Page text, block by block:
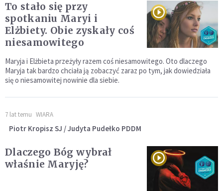
To stało się przy
spotkaniu Maryi i
Elżbiety. Obie zyskały coś
niesamowitego
Maryja i Elżbieta przeżyły razem coś niesamowitego. Oto dlaczego
Maryja tak bardzo chciała ją zobaczyć zaraz po tym, jak dowiedziała
się o niesamowitej nowinie dla siebie.
7 lat temu WIARA
Piotr Kropisz SJ / Judyta Pudełko PDDM
Dlaczego Bóg wybrał
właśnie Maryję?